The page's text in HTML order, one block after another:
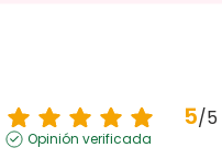
5/5
Opinión verificada